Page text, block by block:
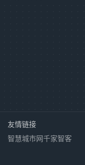
友情链接
智慧城市网千家智客